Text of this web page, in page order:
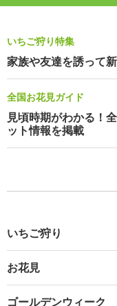
いちご狩り特集
家族や友達を誘って
全国お花見ガイド
見頃時期がわかる！
ット情報を掲載
いちご狩り
お花見
ゴールデンウィーク